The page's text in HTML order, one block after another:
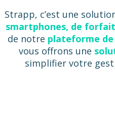
Strapp, c’est une
smartphones, de
de notre plateforme
vous offrons une
simplifier votre